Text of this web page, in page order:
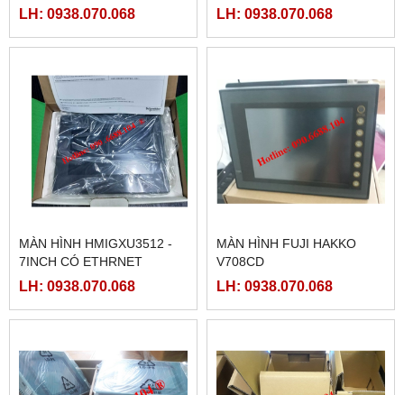
LH: 0938.070.068 LH: 0938.070.068
MÀN HÌNH HMIGXU3512 -
7INCH CÓ ETHRNET
LH: 0938.070.068
MÀN HÌNH FUJI HAKKO
V708CD
LH: 0938.070.068